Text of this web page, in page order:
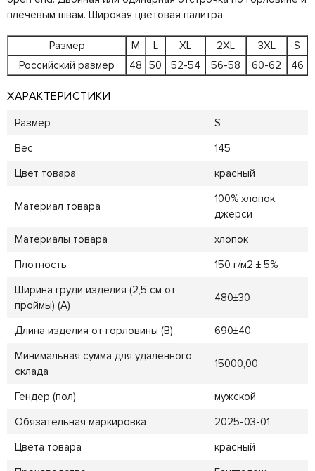
плечевым швам. Широкая цветовая палитра.
Размер M L XL 2XL 3XL
S
Российский размер
48 50 52-54 56-58 60-62 46
ХАРАКТЕРИСТИКИ
Размер
S
Вес
145
Цвет товара
красный
Материал товара
100% хлопок,
джерси
Материалы товара
хлопок
Плотность
150 г/м2 ± 5%
Ширина груди изделия (2,5 см от
проймы) (A)
480±30
Длина изделия от горловины (B)
690±40
Минимальная сумма для удалённого
склада
15000,00
Гендер (пол)
мужской
Обязательная маркировка
2025-03-01
Цвета товара
красный